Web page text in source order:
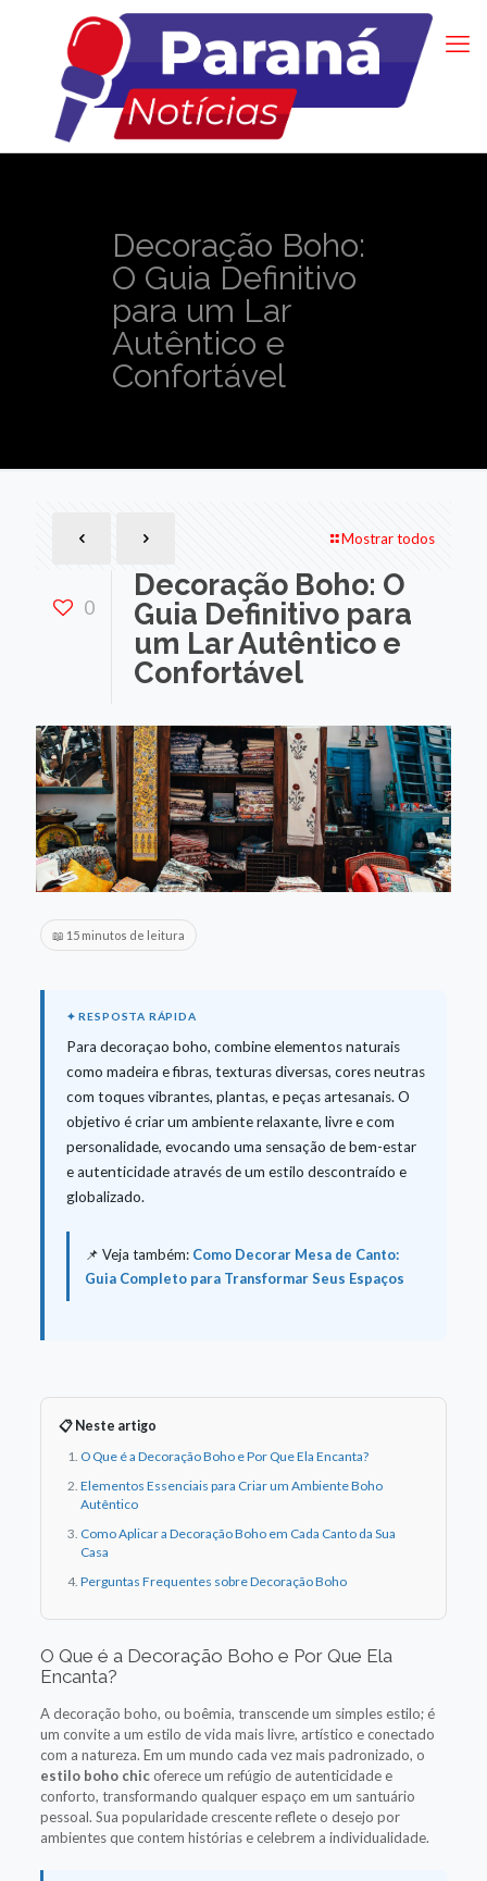
Decoração Boho:
O Guia Definitivo
para um Lar
Autêntico e
Confortável
Mostrar todos
0
Decoração Boho: O
Guia Definitivo para
um Lar Autêntico e
Confortável
📖 15 minutos de leitura
Para decoraçao boho, combine elementos naturais
como madeira e fibras, texturas diversas, cores neutras
com toques vibrantes, plantas, e peças artesanais. O
objetivo é criar um ambiente relaxante, livre e com
personalidade, evocando uma sensação de bem-estar
e autenticidade através de um estilo descontraído e
globalizado.
📌 Veja também: Como Decorar Mesa de Canto:
Guia Completo para Transformar Seus Espaços
📋 Neste artigo
O Que é a Decoração Boho e Por Que Ela Encanta?
Elementos Essenciais para Criar um Ambiente Boho
Autêntico
Como Aplicar a Decoração Boho em Cada Canto da Sua
Casa
Perguntas Frequentes sobre Decoração Boho
O Que é a Decoração Boho e Por Que Ela
Encanta?
A decoração boho, ou boêmia, transcende um simples estilo; é
um convite a um estilo de vida mais livre, artístico e conectado
com a natureza. Em um mundo cada vez mais padronizado, o
estilo boho chicoferece um refúgio de autenticidade e
conforto, transformando qualquer espaço em um santuário
pessoal. Sua popularidade crescente reflete o desejo por
ambientes que contem histórias e celebrem a individualidade.